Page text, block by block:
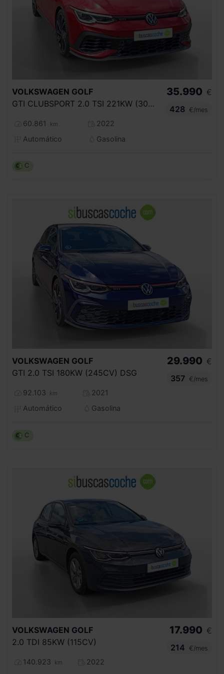
VOLKSWAGEN GOLF
GTI CLUBSPORT 2.0 TSI 221KW (300CV) DSG
60.861 km
2022
Automático
Gasolina
35.990 €
428
€/mes
C
VOLKSWAGEN GOLF
GTI 2.0 TSI 180KW (245CV) DSG
92.103 km
2021
Automático
Gasolina
29.990 €
357
€/mes
C
VOLKSWAGEN GOLF
2.0 TDI 85KW (115CV)
140.923 km
2022
17.990 €
214
€/mes